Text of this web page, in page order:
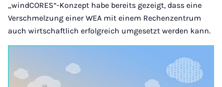
„windCORES“-Konzept habe bereits gezeigt, dass eine
Verschmelzung einer WEA mit einem Rechenzentrum
auch wirtschaftlich erfolgreich umgesetzt werden kann.